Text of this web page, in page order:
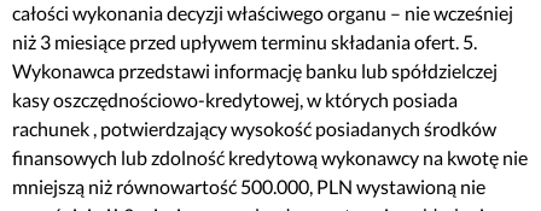
całości wykonania decyzji właściwego organu – nie wcześniej
niż 3 miesiące przed upływem terminu składania ofert. 5.
Wykonawca przedstawi informację banku lub spółdzielczej
kasy oszczędnościowo-kredytowej, w których posiada
rachunek , potwierdzający wysokość posiadanych środków
finansowych lub zdolność kredytową wykonawcy na kwotę nie
mniejszą niż równowartość 500.000, PLN wystawioną nie